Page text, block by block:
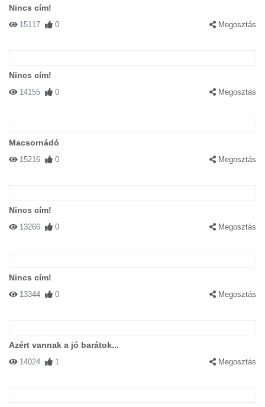
Nincs cím!
15117 0 Megosztás
Nincs cím!
14155 0 Megosztás
Macsornádó
15216 0 Megosztás
Nincs cím!
13266 0 Megosztás
Nincs cím!
13344 0 Megosztás
Azért vannak a jó barátok...
14024 1 Megosztás